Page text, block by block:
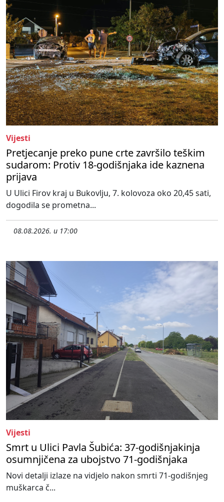
Vijesti
Pretjecanje preko pune crte završilo teškim
sudarom: Protiv 18-godišnjaka ide kaznena
prijava
U Ulici Firov kraj u Bukovlju, 7. kolovoza oko 20,45 sati,
dogodila se prometna...
08.08.2026. u 17:00
Vijesti
Smrt u Ulici Pavla Šubića: 37-godišnjakinja
osumnjičena za ubojstvo 71-godišnjaka
Novi detalji izlaze na vidjelo nakon smrti 71-godišnjeg
muškarca č...